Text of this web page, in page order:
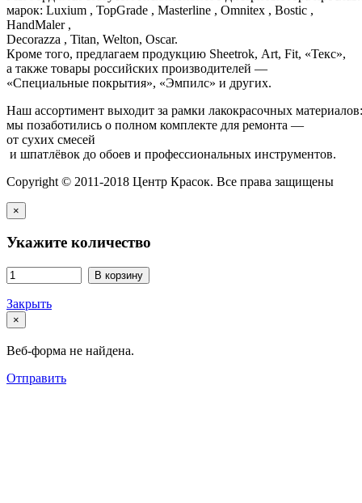
марок: Luxium , TopGrade , Masterline , Omnitex , Bostic ,
HandMaler ,
Decorazza , Titan, Welton, Oscar.
Кроме того, предлагаем продукцию Sheetrok, Art, Fit, «Текс»,
а также товары российских производителей —
«Специальные покрытия», «Эмпилс» и других.
Наш ассортимент выходит за рамки лакокрасочных
мы позаботились о полном комплекте для ремонта —
от сухих смесей
и шпатлёвок до обоев и профессиональных инструментов.
Copyright © 2011-2018 Центр Красок. Все права защищены
×
Укажите количество
В корзину
Закрыть
×
Веб-форма не найдена.
Отправить